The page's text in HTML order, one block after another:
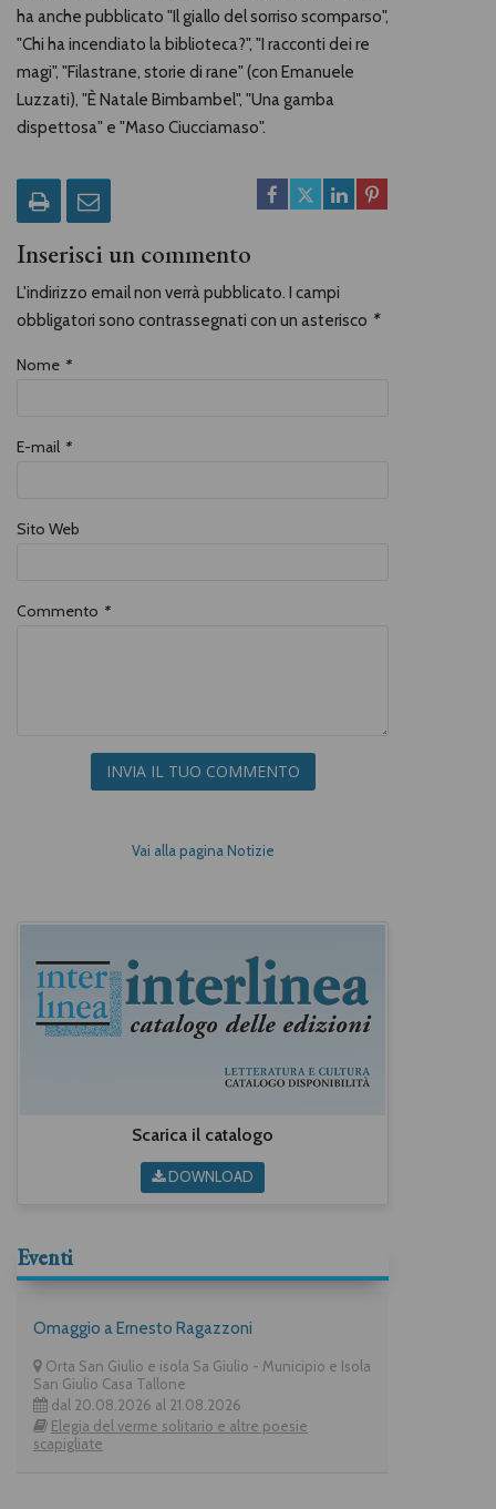
ha anche pubblicato "Il giallo del sorriso scomparso",
"Chi ha incendiato la biblioteca?", "I racconti dei re
magi", "Filastrane, storie di rane" (con Emanuele
Luzzati), "È Natale Bimbambel", "Una gamba
dispettosa" e "Maso Ciucciamaso".
Inserisci un commento
L'indirizzo email non verrà pubblicato. I campi
obbligatori sono contrassegnati con un asterisco *
Nome *
E-mail *
Sito Web
Commento *
INVIA IL TUO COMMENTO
Vai alla pagina Notizie
Scarica il catalogo
DOWNLOAD
Eventi
Omaggio a Ernesto Ragazzoni
Orta San Giulio e isola Sa Giulio - Municipio e Isola
San Giulio Casa Tallone
dal 20.08.2026 al 21.08.2026
Elegia del verme solitario e altre poesie
scapigliate